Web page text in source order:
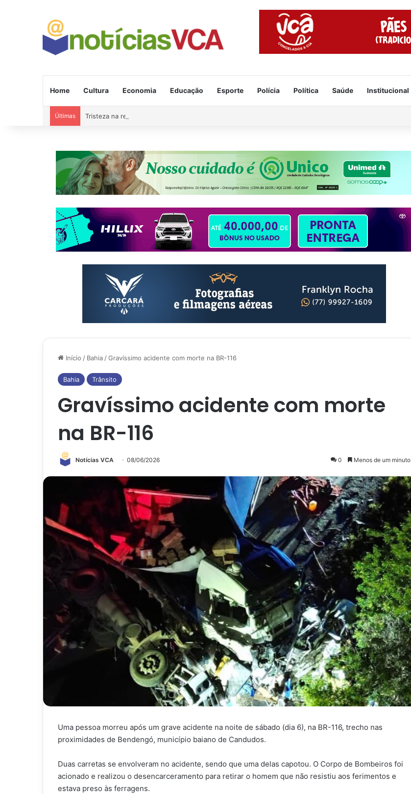
Home Cultura Economia Educação Esporte Polícia Política Saúde Institucional
Últimas Tristeza na região: Andrei morreu em grave acidente
Início / Bahia /Gravíssimo acidente com morte na BR-116
Bahia Trânsito
Gravíssimo acidente com morte
na BR-116
Notícias VCA 08/06/2026 0 Menos de um minuto
Uma pessoa morreu após um grave acidente na noite de sábado (dia 6), na BR-116, trecho nas
proximidades de Bendengó, município baiano de Candudos.
Duas carretas se envolveram no acidente, sendo que uma delas capotou. O Corpo de Bombeiros foi
acionado e realizou o desencarceramento para retirar o homem que não resistiu aos ferimentos e
estava preso às ferragens.